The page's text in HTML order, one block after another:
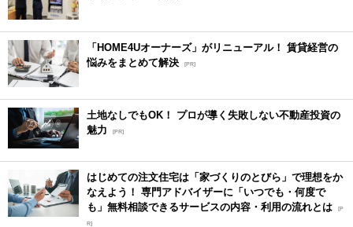
「HOME4Uオーナーズ」がリニューアル！ 賃貸経営の
悩みをまとめて解決 [PR]
土地なしでもOK！ プロが導く失敗しない不動産投資の
魅力
[PR]
はじめての注文住宅は「家づくりのとびら」で理想をか
なえよう！ 専門アドバイザーに「いつでも・何度で
も」無料相談できるサービスの内容・利用の流れとは [P
R]